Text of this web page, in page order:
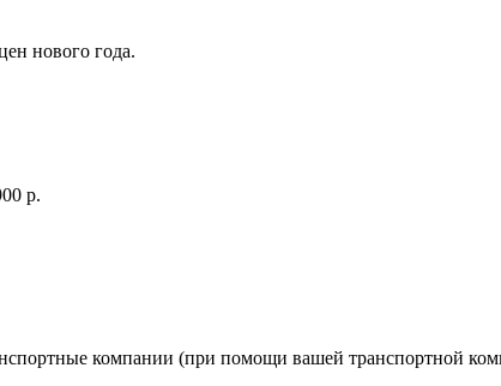
нового года.
р.
компании (при помощи вашей транспортной